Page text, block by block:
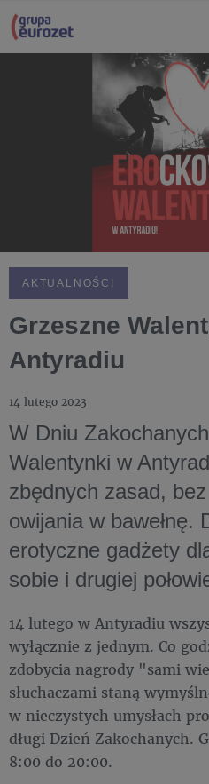
AKTUALNOŚCI
Grzeszne
Antyradiu
14 lutego 2023
W Dniu
Walentynki w
zbędnych zasad,
owijania w bawełnę.
erotyczne gadżety
sobie i drugiej
14 lutego w Antyradiu
wyłącznie z jednym. Co
zdobycia nagrody "sami
słuchaczami staną
w nieczystych umysłach
długi Dzień Zakochanych.
8:00 do 20:00.